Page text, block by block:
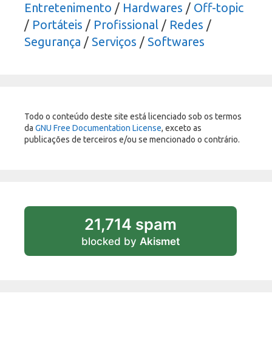
Entretenimento / Hardwares / Off-topic
/ Portáteis / Profissional / Redes /
Segurança / Serviços / Softwares
Todo o conteúdo deste site está licenciado sob os termos
da GNU Free Documentation License, exceto as
publicações de terceiros e/ou se mencionado o contrário.
21,714 spam
blocked by Akismet